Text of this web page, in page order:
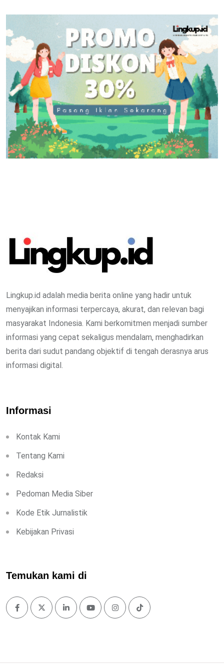
Lingkup.id adalah media berita online yang hadir untuk
menyajikan informasi terpercaya, akurat, dan relevan bagi
masyarakat Indonesia. Kami berkomitmen menjadi sumber
informasi yang cepat sekaligus mendalam, menghadirkan
berita dari sudut pandang objektif di tengah derasnya arus
informasi digital.
Informasi
Kontak Kami
Tentang Kami
Redaksi
Pedoman Media Siber
Kode Etik Jurnalistik
Kebijakan Privasi
Temukan kami di